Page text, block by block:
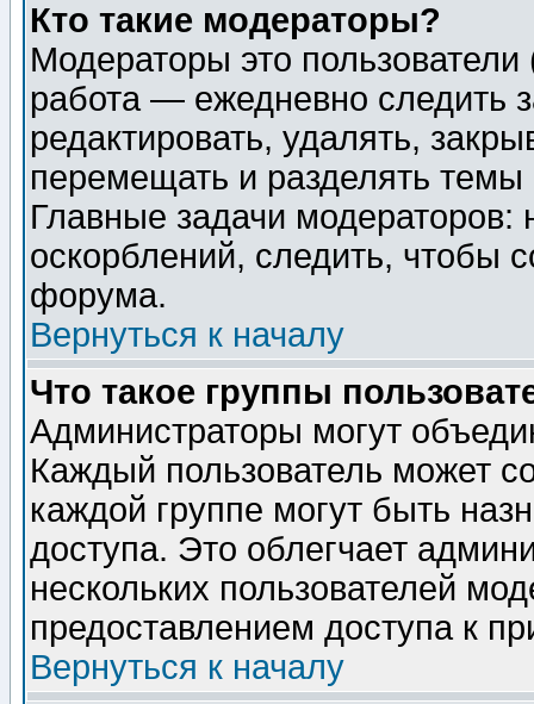
Кто такие модераторы?
Модераторы это
работа — ежедневно следить
редактировать, удалять,
перемещать и разделять
Главные задачи
оскорблений, следить, чтобы
форума.
Вернуться к началу
Что такое группы
Администраторы могут
Каждый пользователь может
каждой группе могут быть
доступа. Это облегчает
нескольких пользователей
предоставлением доступа к
Вернуться к началу